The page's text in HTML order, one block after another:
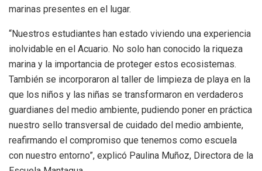
marinas presentes en el lugar.
“Nuestros estudiantes han estado viviendo una experiencia
inolvidable en el Acuario. No solo han conocido la riqueza
marina y la importancia de proteger estos ecosistemas.
También se incorporaron al taller de limpieza de playa en la
que los niños y las niñas se transformaron en verdaderos
guardianes del medio ambiente, pudiendo poner en práctica
nuestro sello transversal de cuidado del medio ambiente,
reafirmando el compromiso que tenemos como escuela
con nuestro entorno”, explicó Paulina Muñoz, Directora de la